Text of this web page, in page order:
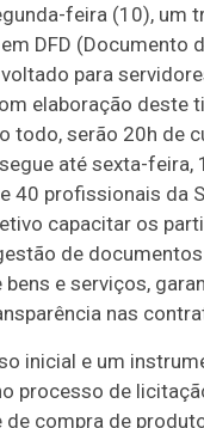
feira (10), um
DFD (Documento
para
elaboração deste
todo, serão 20h de
até sexta-feira,
40 profissionais da
capacitar os
de
bens e serviços,
nas
inicial e um
processo de
de compra de